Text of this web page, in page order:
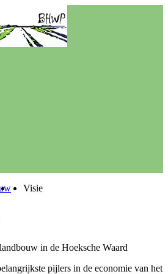
Visie
in de Hoeksche Waard
pijlers in de economie van het